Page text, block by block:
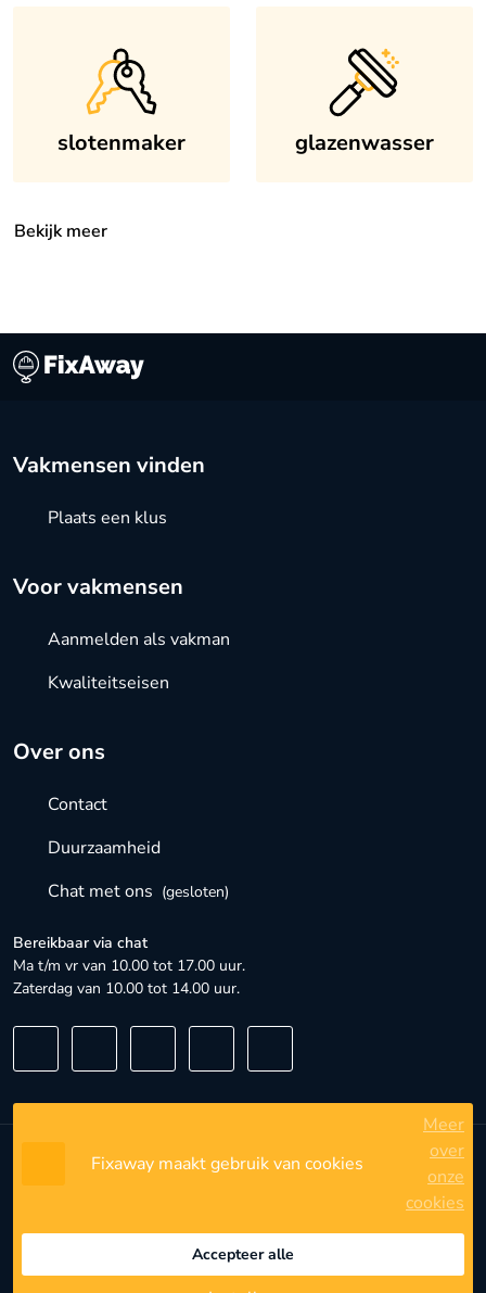
slotenmaker glazenwasser
Bekijk meer
Over ons
Contact
Duurzaamheid
Chat met ons (gesloten)
Bereikbaar via chat
Ma t/m vr van 10.00 tot 17.00 uur.
Zaterdag van 10.00 tot 14.00 uur.
Vakmensen vinden
Plaats een klus
Voor vakmensen
Aanmelden als vakman
Kwaliteitseisen
Algemene voorwaarden
Privacyinstellingen
Fixaway maakt gebruik van cookies
Meer
over
onze
cookies
Accepteer alle